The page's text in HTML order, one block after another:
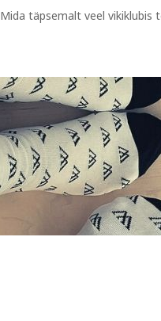
Mida täpsemalt veel vikiklubis